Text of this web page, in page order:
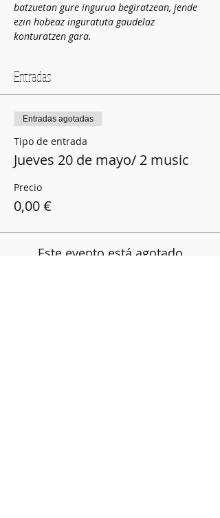
batzuetan gure ingurua begiratzean, jende
ezin hobeaz inguratuta gaudelaz
konturatzen gara.
Entradas
Entradas agotadas
Tipo de entrada
Jueves 20 de mayo/ 2 music
Precio
0,00 €
Este evento está agotado